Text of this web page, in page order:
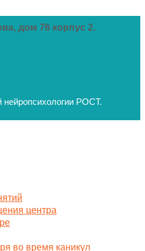
дом 76 корпус 2.
нейропсихологии РОСТ.
центра
во время каникул